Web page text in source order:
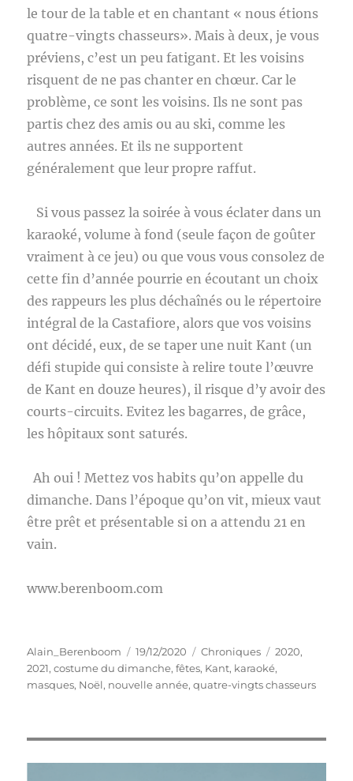
le tour de la table et en chantant « nous étions
quatre-vingts chasseurs». Mais à deux, je vous
préviens, c’est un peu fatigant. Et les voisins
risquent de ne pas chanter en chœur. Car le
problème, ce sont les voisins. Ils ne sont pas
partis chez des amis ou au ski, comme les
autres années. Et ils ne supportent
généralement que leur propre raffut.
Si vous passez la soirée à vous éclater dans un
karaoké, volume à fond (seule façon de goûter
vraiment à ce jeu) ou que vous vous consolez de
cette fin d’année pourrie en écoutant un choix
des rappeurs les plus déchaînés ou le répertoire
intégral de la Castafiore, alors que vos voisins
ont décidé, eux, de se taper une nuit Kant (un
défi stupide qui consiste à relire toute l’œuvre
de Kant en douze heures), il risque d’y avoir des
courts-circuits. Evitez les bagarres, de grâce,
les hôpitaux sont saturés.
Ah oui ! Mettez vos habits qu’on appelle du
dimanche. Dans l’époque qu’on vit, mieux vaut
être prêt et présentable si on a attendu 21 en
vain.
www.berenboom.com
Auteur
Alain_Berenboom
Publié
le
19/12/2020 Catégories
Chroniques Étiquettes
2020,
2021,costume du dimanche,fêtes, Kant, karaoké,
masques, Noël, nouvelle année,quatre-vingts chasseurs